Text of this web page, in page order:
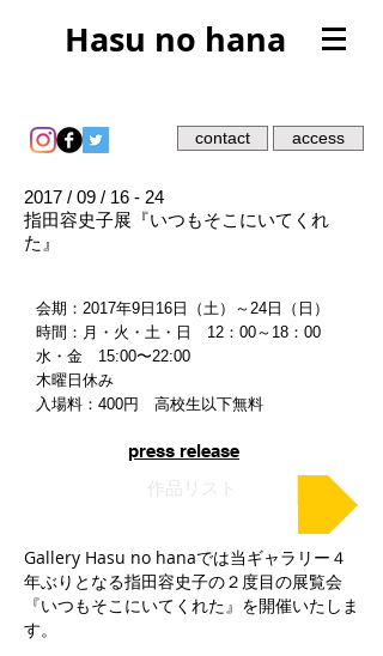
Hasu no hana
contact access
2017 / 09 / 16 - 24
指田容史子展『いつもそこにいてくれ
た』
会期：2017年9日16日（土）～24日（日）
時間：月・火・土・日 12：00～18：00
水・金 15:00〜22:00
木曜日休み
入場料：400円 高校生以下無料
press release
作品リスト
Gallery Hasu no hanaでは当ギャラリー４
年ぶりとなる指田容史子の２度目の展覧会
『いつもそこにいてくれた』を開催いたしま
す。